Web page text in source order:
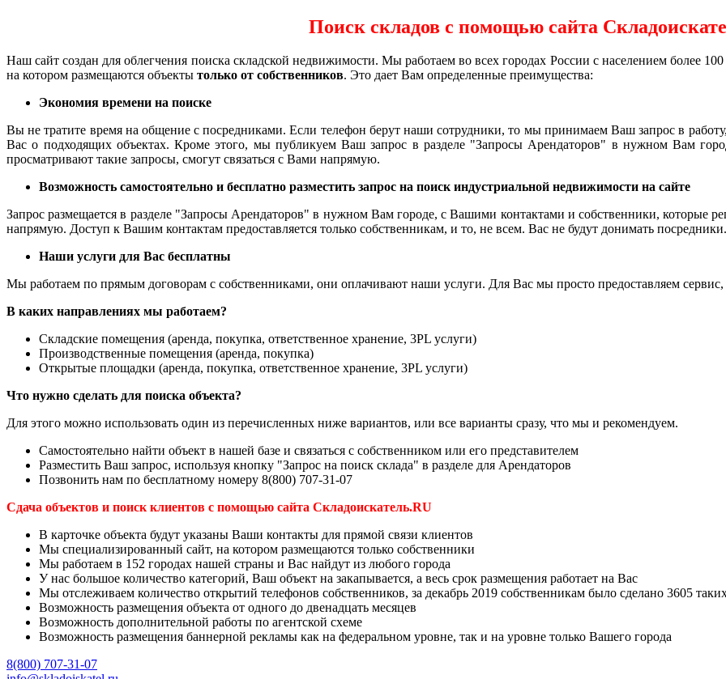
Поиск складов с помощью сайта
Наш сайт создан для облегчения поиска складской недвижимости. Мы работаем во всех городах России с населением более
на котором размещаются объекты только от собственников. Это дает Вам определенные преимущества:
Экономия времени на поиске
Вы не тратите время на общение с посредниками. Если телефон берут наши сотрудники, то мы принимаем Ваш запрос в
Вас о подходящих объектах. Кроме этого, мы публикуем Ваш запрос в разделе "Запросы Арендаторов" в нужном Вам
просматривают такие запросы, смогут связаться с Вами напрямую.
Возможность самостоятельно и бесплатно разместить запрос на поиск индустриальной недвижимости на сайте
Запрос размещается в разделе "Запросы Арендаторов" в нужном Вам городе, с Вашими контактами и собственники, которые
напрямую. Доступ к Вашим контактам предоставляется только собственникам, и то, не всем. Вас не будут донимать посредники.
Наши услуги для Вас бесплатны
Мы работаем по прямым договорам с собственниками, они оплачивают наши услуги. Для Вас мы просто предоставляем сервис,
В каких направлениях мы работаем?
Складские помещения (аренда, покупка, ответственное хранение, 3PL услуги)
Производственные помещения (аренда, покупка)
Открытые площадки (аренда, покупка, ответственное хранение, 3PL услуги)
Что нужно сделать для поиска объекта?
Для этого можно использовать один из перечисленных ниже вариантов, или все варианты сразу, что мы и рекомендуем.
Самостоятельно найти объект в нашей базе и связаться с собственником или его представителем
Разместить Ваш запрос, используя кнопку "Запрос на поиск склада" в разделе для Арендаторов
Позвонить нам по бесплатному номеру 8(800) 707-31-07
Сдача объектов и поиск клиентов с помощью сайта Складоискатель.RU
В карточке объекта будут указаны Ваши контакты для прямой связи клиентов
Мы специализированный сайт, на котором размещаются только собственники
Мы работаем в 152 городах нашей страны и Вас найдут из любого города
У нас большое количество категорий, Ваш объект на закапывается, а весь срок размещения работает на Вас
Мы отслеживаем количество открытий телефонов собственников, за декабрь 2019 собственникам было сделано 3605
Возможность размещения объекта от одного до двенадцать месяцев
Возможность дополнительной работы по агентской схеме
Возможность размещения баннерной рекламы как на федеральном уровне, так и на уровне только Вашего города
8(800) 707-31-07